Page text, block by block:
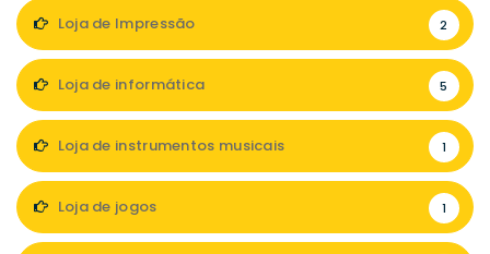
Loja de Impressão 2
Loja de informática 5
Loja de instrumentos musicais 1
Loja de jogos 1